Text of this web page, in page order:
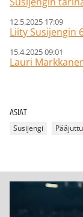
12.5.2025 17:09
Liity Susijengin
15.4.2025 09:01
Lauri
ASIAT
Susijengi Pääjuttu